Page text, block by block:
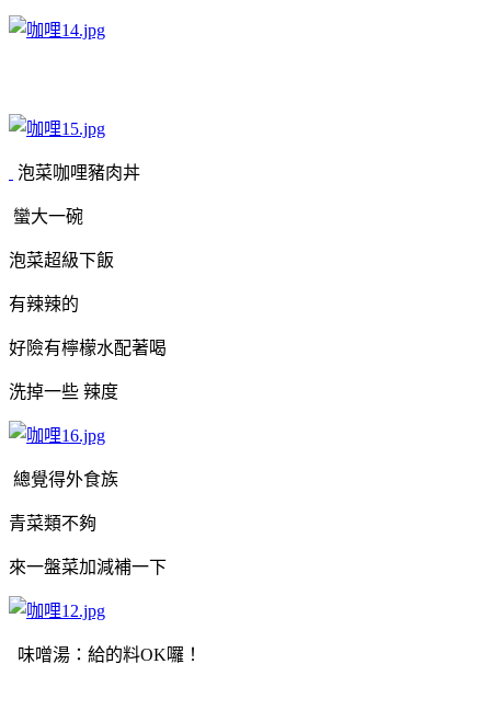
泡菜咖哩豬肉丼
蠻大一碗
泡菜超級下飯
有辣辣的
好險有檸檬水配著喝
洗掉一些 辣度
總覺得外食族
青菜類不夠
來一盤菜加減補一下
味噌湯：給的料OK囉！